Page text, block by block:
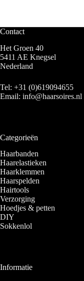
Contact
Het Groen 40
5411 AE Knegsel
Nederland
Tel: +31 (0)619094655
Email: info@haarsoires.nl
Categorieën
Haarbanden
Haarelastieken
Haarklemmen
Haarspelden
Hairtools
Verzorging
Hoedjes & petten
DIY
Sokkenlol
Informatie